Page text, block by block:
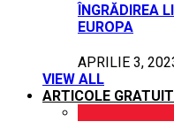
ÎNGRĂDIREA
EUROPA
APRILIE 3,
VIEW ALL
ARTICOLE